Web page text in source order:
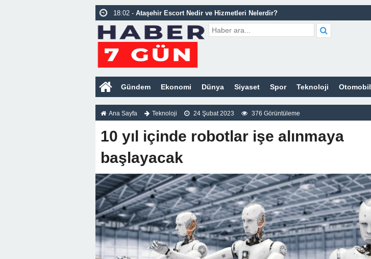
18:02 - Ataşehir Escort Nedir ve Hizmetleri Nelerdir?
18:02 - Pendik Escort Nedir ve Hizmetleri Nelerdir?
16:47 -Fransız Kızlar Ümraniye Escort Bayan Sitesi
23:39 -Kartal Escort Bayan Vip Deniz
Gündem Ekonomi Dünya Siyaset Spor Teknoloji Otomobil
Ana Sayfa Teknoloji 24 Şubat 2023 376 Görüntüleme
10 yıl içinde robotlar işe alınmaya
başlayacak